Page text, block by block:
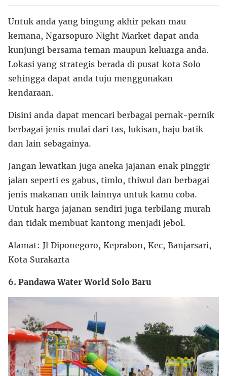
Untuk anda yang bingung akhir pekan mau
kemana, Ngarsopuro Night Market dapat anda
kunjungi bersama teman maupun keluarga anda.
Lokasi yang strategis berada di pusat kota Solo
sehingga dapat anda tuju menggunakan
kendaraan.
Disini anda dapat mencari berbagai pernak-pernik
berbagai jenis mulai dari tas, lukisan, baju batik
dan lain sebagainya.
Jangan lewatkan juga aneka jajanan enak pinggir
jalan seperti es gabus, timlo, thiwul dan berbagai
jenis makanan unik lainnya untuk kamu coba.
Untuk harga jajanan sendiri juga terbilang murah
dan tidak membuat kantong menjadi jebol.
Alamat: Jl Diponegoro, Keprabon, Kec, Banjarsari,
Kota Surakarta
6. Pandawa Water World Solo Baru